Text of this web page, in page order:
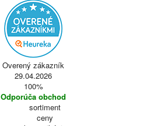
Overený zákazník
29.04.2026
100%
Odporúča obchod
sortiment
ceny